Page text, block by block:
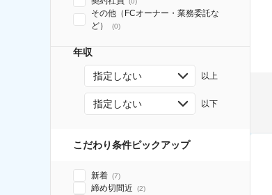
その他（FCオーナー・業務委託な
ど）
(0)
年収
指定しない 以上
指定しない 以下
こだわり条件ピックアップ
新着 (7)
締め切間近 (2)